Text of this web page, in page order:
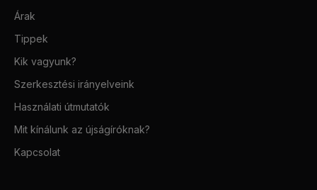
Árak
Tippek
Kik vagyunk?
Szerkesztési irányelveink
Használati útmutatók
Mit kínálunk az újságíróknak?
Kapcsolat